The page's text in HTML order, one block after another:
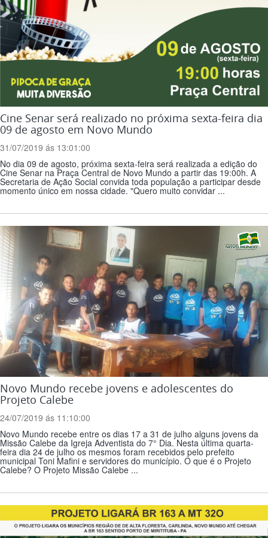
Cine Senar será realizado no próxima sexta-feira dia
09 de agosto em Novo Mundo
31/07/2019 ás 13:01:00
No dia 09 de agosto, próxima sexta-feira será realizada a edição do
Cine Senar na Praça Central de Novo Mundo a partir das 19:00h. A
Secretaria de Ação Social convida toda população a participar desde
momento único em nossa cidade. "Quero muito convidar ...
Novo Mundo recebe jovens e adolescentes do
Projeto Calebe
24/07/2019 ás 11:10:00
Novo Mundo recebe entre os dias 17 a 31 de julho alguns jovens da
Missão Calebe da Igreja Adventista do 7° Dia. Nesta última quarta-
feira dia 24 de julho os mesmos foram recebidos pelo prefeito
municipal Toni Mafini e servidores do município. O que é o Projeto
Calebe? O Projeto Missão Calebe ...